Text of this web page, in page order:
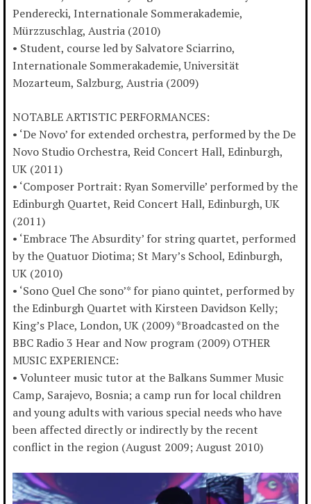
Penderecki, Internationale Sommerakademie,
Mürzzuschlag, Austria (2010)
• Student, course led by Salvatore Sciarrino,
Internationale Sommerakademie, Universität
Mozarteum, Salzburg, Austria (2009)
NOTABLE ARTISTIC PERFORMANCES:
• ‘De Novo’ for extended orchestra, performed by the De
Novo Studio Orchestra, Reid Concert Hall, Edinburgh,
UK (2011)
• ‘Composer Portrait: Ryan Somerville’ performed by the
Edinburgh Quartet, Reid Concert Hall, Edinburgh, UK
(2011)
• ‘Embrace The Absurdity’ for string quartet, performed
by the Quatuor Diotima; St Mary’s School, Edinburgh,
UK (2010)
• ‘Sono Quel Che sono’* for piano quintet, performed by
the Edinburgh Quartet with Kirsteen Davidson Kelly;
King’s Place, London, UK (2009) *Broadcasted on the
BBC Radio 3 Hear and Now program (2009) OTHER
MUSIC EXPERIENCE:
• Volunteer music tutor at the Balkans Summer Music
Camp, Sarajevo, Bosnia; a camp run for local children
and young adults with various special needs who have
been affected directly or indirectly by the recent
conflict in the region (August 2009; August 2010)